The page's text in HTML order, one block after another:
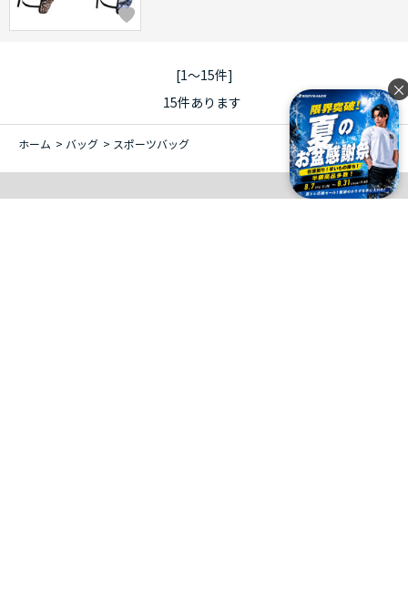
×
[1～15件]
15件あります
ホーム > バッグ > スポーツバッグ